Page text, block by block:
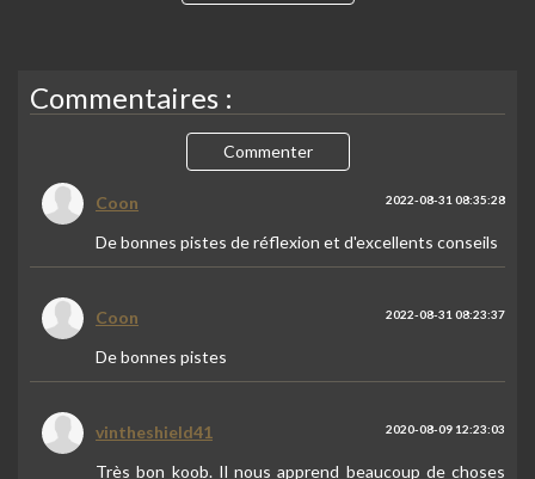
Commentaires :
Commenter
Coon 2022-08-31 08:35:28
De bonnes pistes de réflexion et d'excellents conseils
Coon 2022-08-31 08:23:37
De bonnes pistes
vintheshield41 2020-08-09 12:23:03
Très bon koob. Il nous apprend beaucoup de choses